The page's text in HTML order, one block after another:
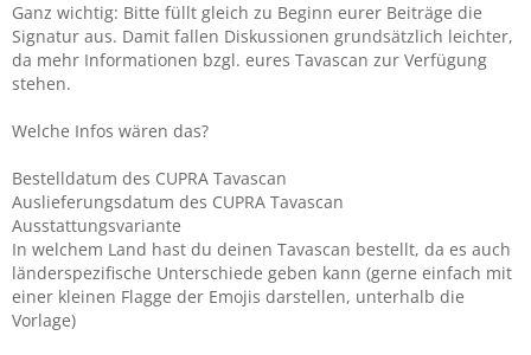
Ganz wichtig: Bitte füllt gleich zu Beginn eurer Beiträge die
Signatur aus. Damit fallen Diskussionen grundsätzlich leichter,
da mehr Informationen bzgl. eures Tavascan zur Verfügung
stehen.
Welche Infos wären das?
Bestelldatum des CUPRA Tavascan
Auslieferungsdatum des CUPRA Tavascan
Ausstattungsvariante
In welchem Land hast du deinen Tavascan bestellt, da es auch
länderspezifische Unterschiede geben kann (gerne einfach mit
einer kleinen Flagge der Emojis darstellen, unterhalb die
Vorlage)